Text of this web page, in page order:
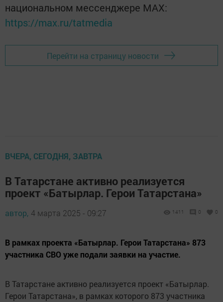
национальном мессенджере MАХ:
https://max.ru/tatmedia
Перейти на страницу новости
ВЧЕРА, СЕГОДНЯ, ЗАВТРА
В Татарстане активно реализуется
проект «Батырлар. Герои Татарстана»
автор, 4 марта 2025 - 09:27 1411 0 0
В рамках проекта «Батырлар. Герои Татарстана» 873
участника СВО уже подали заявки на участие.
В Татарстане активно реализуется проект «Батырлар.
Герои Татарстана», в рамках которого 873 участника